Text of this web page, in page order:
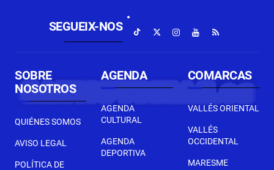
SEGUEIX-NOS
SOBRE
NOSOTROS
QUIÉNES SOMOS
AVISO LEGAL
POLÍTICA DE
AGENDA
AGENDA
CULTURAL
AGENDA
DEPORTIVA
COMARCAS
VALLÉS ORIENTAL
VALLÉS
OCCIDENTAL
MARESME